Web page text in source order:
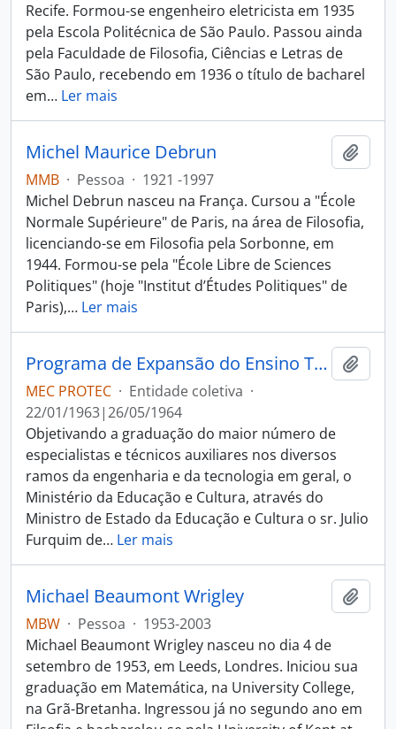
Recife. Formou-se engenheiro eletricista em 1935
pela Escola Politécnica de São Paulo. Passou ainda
pela Faculdade de Filosofia, Ciências e Letras de
São Paulo, recebendo em 1936 o título de bacharel
em… Ler mais
Michel Maurice Debrun
MMB · Pessoa · 1921 -1997
Michel Debrun nasceu na França. Cursou a "École
Normale Supérieure" de Paris, na área de Filosofia,
licenciando-se em Filosofia pela Sorbonne, em
1944. Formou-se pela "École Libre de Sciences
Politiques" (hoje "Institut d’Études Politiques" de
Paris),… Ler mais
Programa de Expansão do Ensino Tecnológico
MEC PROTEC · Entidade coletiva ·
22/01/1963|26/05/1964
Objetivando a graduação do maior número de
especialistas e técnicos auxiliares nos diversos
ramos da engenharia e da tecnologia em geral, o
Ministério da Educação e Cultura, através do
Ministro de Estado da Educação e Cultura o sr. Julio
Furquim de… Ler mais
Michael Beaumont Wrigley
MBW · Pessoa · 1953-2003
Michael Beaumont Wrigley nasceu no dia 4 de
setembro de 1953, em Leeds, Londres. Iniciou sua
graduação em Matemática, na University College,
na Grã-Bretanha. Ingressou já no segundo ano em